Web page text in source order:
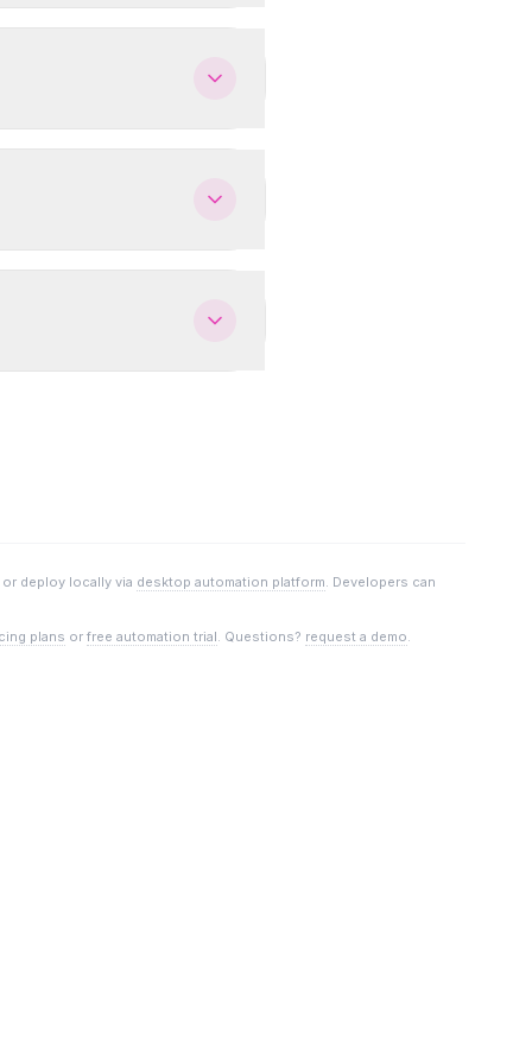
or deploy locally via desktop automation platform. Developers can
plans or free automation trial. Questions? request a demo.